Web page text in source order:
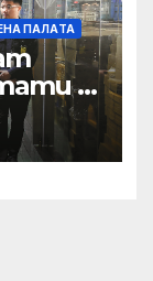
ПАЛAТА
в